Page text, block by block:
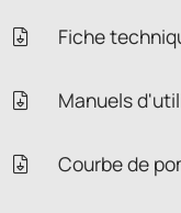
Fiche
Manuels
Courbe de